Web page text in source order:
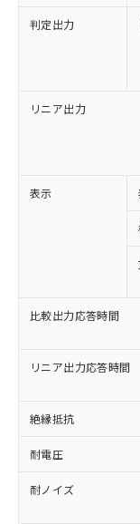
判定出力
リニア出力
表示
比較出力応答時間
リニア出力応答時間
絶縁抵抗
耐電圧
耐ノイズ
ご利用く
本
(税
当
本
在
タ
覧
準
正式
様
ム
ご相
オ
在
示
マ
非含有に
調査・確
非含有の
非該当品
害物質有
仕入先様
いたもの
むを得ず
*EU RoHS指
鉛(Pb)
ミウム(Cd)
六価クロム
類(PBB)
(PBDE)
ル) (DEHP)(
ルベンジル（
（DBP）
但し、RoHS
フタル酸エ
図的な使用
部品在庫
「○」：最
基準値以
「×」：
基準値を
「－」：
*中国
Pb(鉛)
ム) : 100ppm
Cr(Ⅵ)(六価
ニル類) :
ル類) :
DBP(フタル
イソブチル)
DEHP(フタル
※2 環境
「ｅ」：
準値以下
「10」：
質が外部
当
為
（
ま
国
可)
当社
全
い
当社
ル
武
当
場
該
販
法